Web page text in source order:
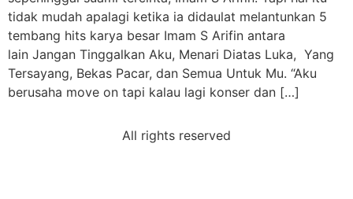
tidak mudah apalagi ketika ia didaulat melantunkan 5
tembang hits karya besar Imam S Arifin antara
lain Jangan Tinggalkan Aku, Menari Diatas Luka, Yang
Tersayang, Bekas Pacar, dan Semua Untuk Mu. “Aku
berusaha move on tapi kalau lagi konser dan […]
All rights reserved